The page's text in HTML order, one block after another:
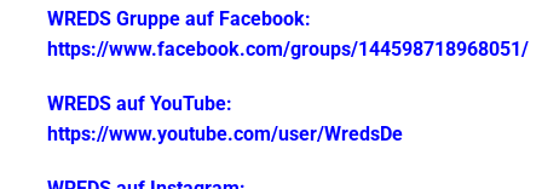
WREDS Gruppe auf Facebook:
https://www.facebook.com/groups/144598718968051/
WREDS auf YouTube:
https://www.youtube.com/user/WredsDe